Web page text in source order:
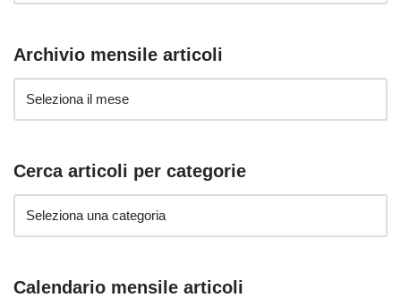
Archivio mensile articoli
Cerca articoli per categorie
Calendario mensile articoli